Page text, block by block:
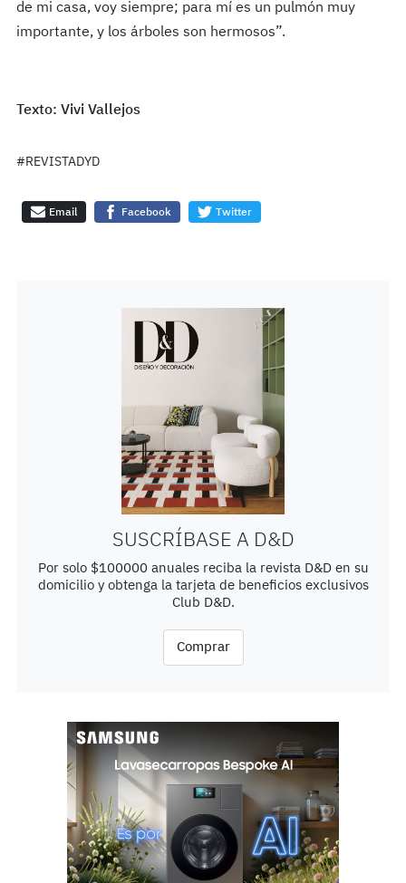
de mi casa, voy siempre; para mí es un pulmón muy
importante, y los árboles son hermosos”.
Texto: Vivi Vallejos
#REVISTADYD
Email Facebook Twitter
SUSCRÍBASE A D&D
Por solo $100000 anuales reciba la revista D&D en su
domicilio y obtenga la tarjeta de beneficios exclusivos
Club D&D.
Comprar